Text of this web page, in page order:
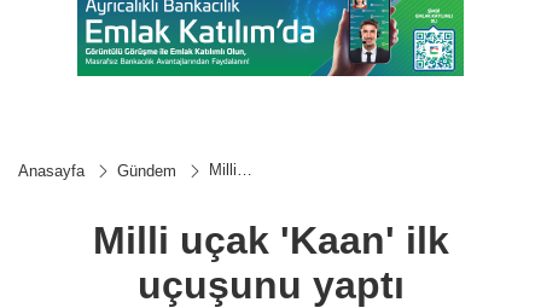
Anasayfa Gündem
Milli
uçuşunu
yaptı
Milli uçak 'Kaan' ilk
uçuşunu yaptı